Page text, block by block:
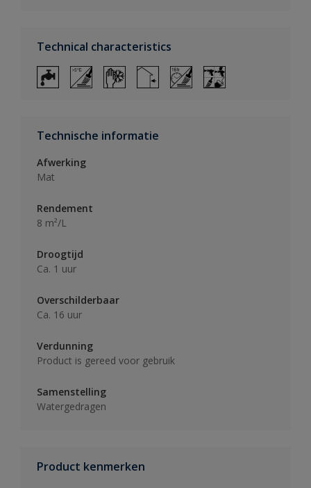
Technical characteristics
Technische informatie
Afwerking
Mat
Rendement
8 m²/L
Droogtijd
Ca. 1 uur
Overschilderbaar
Ca. 16 uur
Verdunning
Product is gereed voor gebruik
Samenstelling
Watergedragen
Product kenmerken